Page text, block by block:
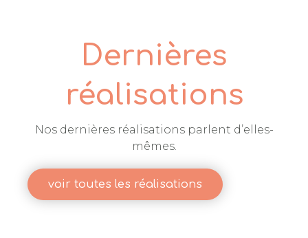
Dernières
réalisations
Nos dernières réalisations parlent d’elles-
mêmes.
voir toutes les réalisations